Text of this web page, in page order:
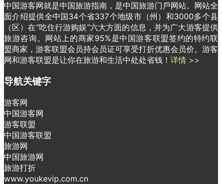
中国游客网就是中国旅游指南，是中国旅游门戶网站。网站全
面介绍提供全中国34个省337个地级市（州）和3000多个县
（区）在“吃住行游购娱”六大方面的信息，并为广大游客提供
旅游咨询。网站上的商家95%是中国游客联盟签约的特约联
盟商家，游客联盟会员持会员证可享受打折优惠会员价。游客
网和游客联盟是让你在旅游和生活中处处省钱！ 详情 >>
导航关键字
游客网
中国游客网
游客联盟
中国游客联盟
旅游网
中国旅游网
旅游打折
www.youkevip.com.cn